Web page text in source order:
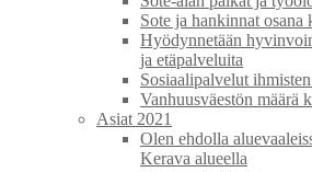
Sote ja hankinnat osana
Hyödynnetään
ja etäpalveluita
Sosiaalipalvelut
Vanhuusväestön määrä
Asiat 2021
Olen ehdolla
Kerava alueella